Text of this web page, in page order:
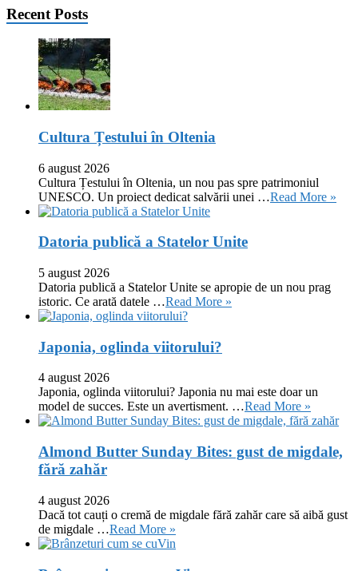
Recent Posts
Cultura Țestului în Oltenia
6 august 2026
Cultura Țestului în Oltenia, un nou pas spre patrimoniul
UNESCO. Un proiect dedicat salvării unei …Read More »
Datoria publică a Statelor Unite
5 august 2026
Datoria publică a Statelor Unite se apropie de un nou prag
istoric. Ce arată datele …Read More »
Japonia, oglinda viitorului?
4 august 2026
Japonia, oglinda viitorului? Japonia nu mai este doar un
model de succes. Este un avertisment. …Read More »
Almond Butter Sunday Bites: gust de migdale,
fără zahăr
4 august 2026
Dacă tot cauți o cremă de migdale fără zahăr care să aibă gust
de migdale …Read More »